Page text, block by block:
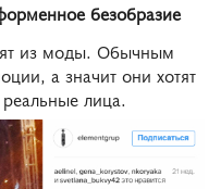
безобразие
из моды. Обычным
а значит они хотят
лица.